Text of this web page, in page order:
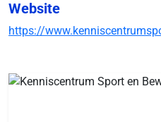
Website
https://